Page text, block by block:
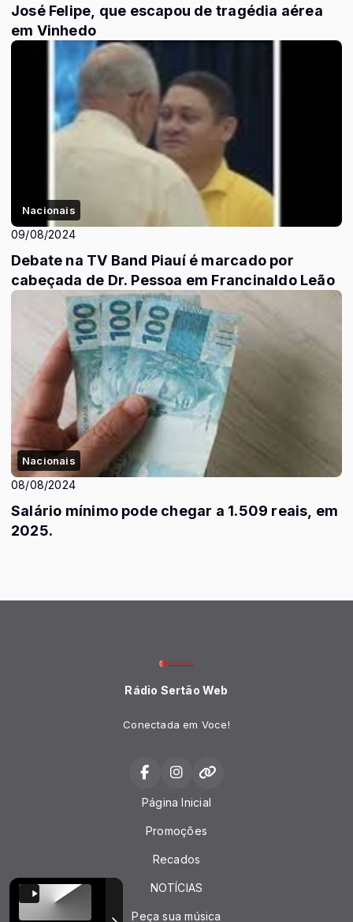
José Felipe, que escapou de tragédia aérea
em Vinhedo
Nacionais
09/08/2024
Debate na TV Band Piauí é marcado por
cabeçada de Dr. Pessoa em Francinaldo Leão
Nacionais
08/08/2024
Salário mínimo pode chegar a 1.509 reais, em
2025.
Rádio Sertão Web
Conectada em Voce!
Página Inicial
Promoções
Recados
NOTÍCIAS
Peça sua música